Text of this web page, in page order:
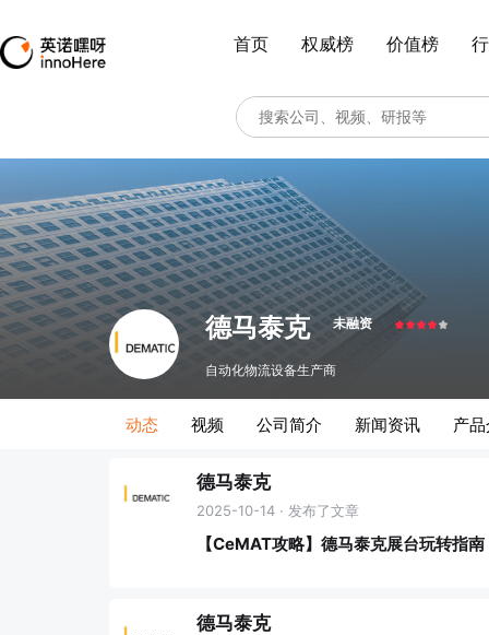
首页 权威榜 价值榜
德马泰克 未融资
自动化物流设备生产商
动态 视频 公司简介 新闻资讯 产
德马泰克
2025-10-14 · 发布了文章
【CeMAT攻略】德马泰克展台玩转指南
德马泰克